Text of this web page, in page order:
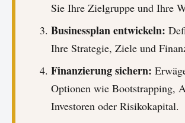
Sie Ihre Zielgruppe und Ihre
Businessplan entwickeln:
Ihre Strategie, Ziele und
Finanzierung sichern:
Optionen wie Bootstrapping,
Investoren oder Risikokapital.